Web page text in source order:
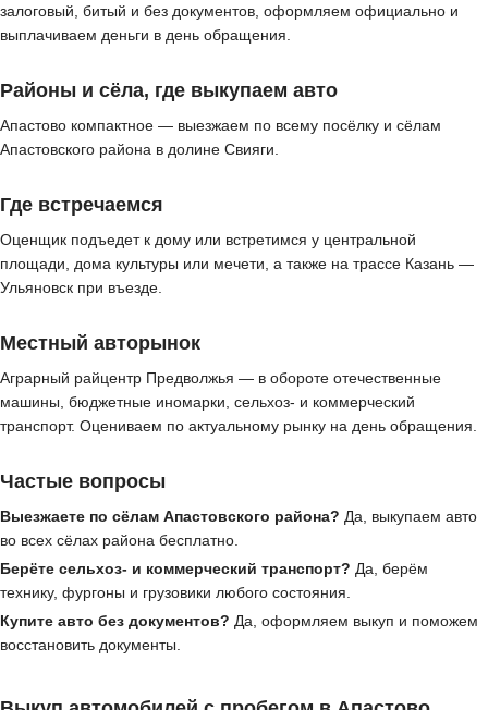
залоговый, битый и без документов, оформляем официально и
выплачиваем деньги в день обращения.
Районы и сёла, где выкупаем авто
Апастово компактное — выезжаем по всему посёлку и сёлам
Апастовского района в долине Свияги.
Где встречаемся
Оценщик подъедет к дому или встретимся у центральной
площади, дома культуры или мечети, а также на трассе Казань —
Ульяновск при въезде.
Местный авторынок
Аграрный райцентр Предволжья — в обороте отечественные
машины, бюджетные иномарки, сельхоз- и коммерческий
транспорт. Оцениваем по актуальному рынку на день обращения.
Частые вопросы
Выезжаете по сёлам Апастовского района? Да, выкупаем авто
во всех сёлах района бесплатно.
Берёте сельхоз- и коммерческий транспорт? Да, берём
технику, фургоны и грузовики любого состояния.
Купите авто без документов? Да, оформляем выкуп и поможем
восстановить документы.